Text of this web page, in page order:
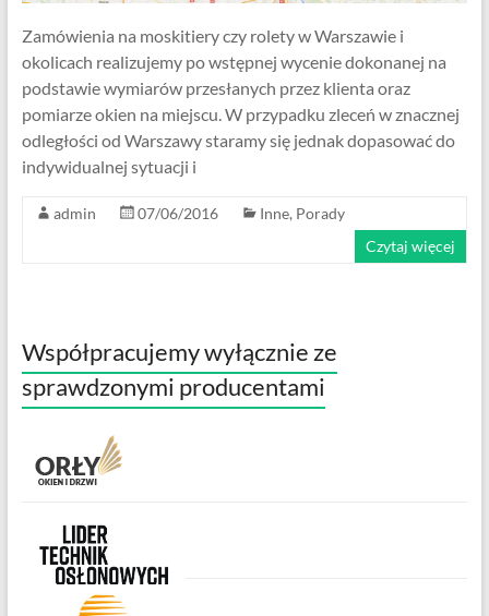
Zamówienia na moskitiery czy rolety w Warszawie i
okolicach realizujemy po wstępnej wycenie dokonanej na
podstawie wymiarów przesłanych przez klienta oraz
pomiarze okien na miejscu. W przypadku zleceń w znacznej
odległości od Warszawy staramy się jednak dopasować do
indywidualnej sytuacji i
admin 07/06/2016 Inne, Porady
Czytaj więcej
Współpracujemy wyłącznie ze
sprawdzonymi producentami